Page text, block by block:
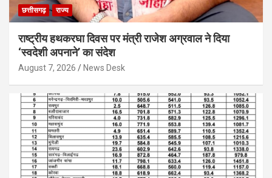
छत्तीसगढ़ राज्य
राष्ट्रीय हथकरघा दिवस पर मंत्री राजेश अग्रवाल ने दिया
‘स्वदेशी अपनाने’ का संदेश
August 7, 2026 News Desk